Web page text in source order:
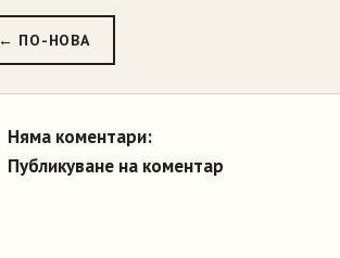
← ПО-НОВА
Няма коментари:
Публикуване на коментар